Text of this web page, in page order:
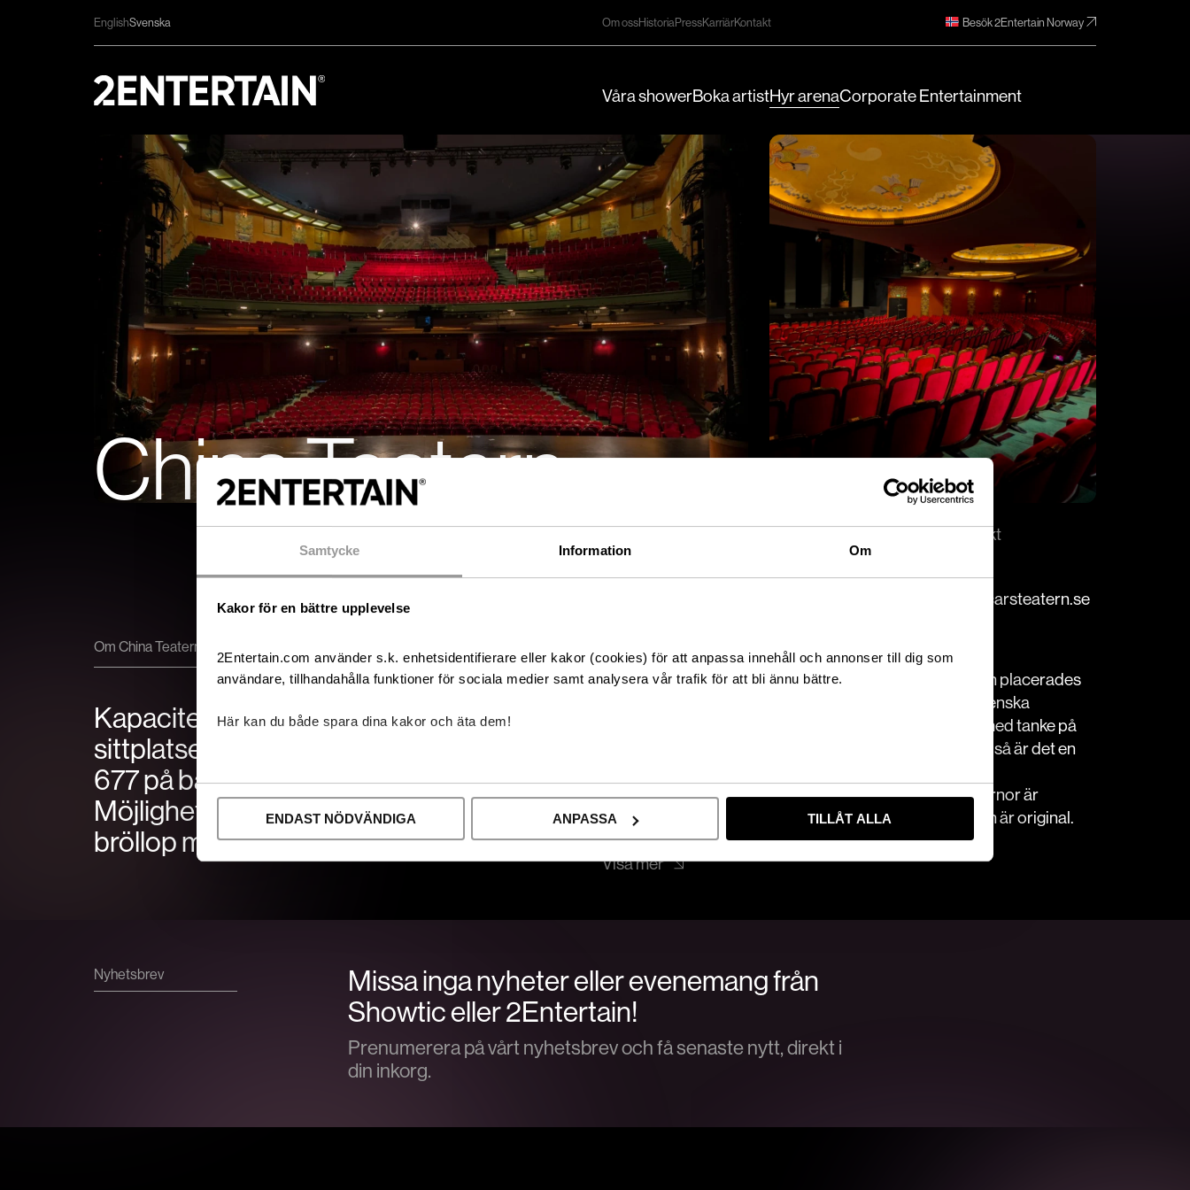
Samtycke Information Om
Kakor för en bättre upplevelse
2Entertain.com använder s.k. enhetsidentifierare eller kakor (cookies) för att anpassa innehåll och annonser till dig som
användare, tillhandahålla funktioner för sociala medier samt analysera vår trafik för att bli ännu bättre.
Här kan du både spara dina kakor och äta dem!
ENDAST NÖDVÄNDIGA ANPASSA TILLÅT ALLA
EnglishSvenska Om ossHistoriaPressKarriärKontakt Besök 2Entertain Norway
Våra showerBoka artistHyr arenaCorporate Entertainment
China Teatern
chinateatern.se
För bokning/kontakt
Lina Lundstedt
+46-8-563 054 11
lina.lundstedt@oscarsteatern.se
Om China Teatern
Kapacitet: Det finns totalt 1249
sittplatser fördelat 572 på parketten och
677 på balkong.
Möjligheter: Teatersittning, konferens,
bröllop minimässa.
China Teatern var ursprungligen en biograf. Över entrén placerades
en rektangulär stenplatta med kinesiska tecken. Den svenska
översättningen är “Det fullkomliga seendets hus”. Och med tanke på
alla succéföreställningar som passerat revy under åren så är det en
Publiken sitter under en stjärnhimmel där hela 1485 stjärnor är
utplacerade. Samtliga målningar och armatur i salongen är original.
Idag är det landets näst största privatteater.
Visa mer
Nyhetsbrev
Missa inga nyheter eller evenemang från
Showtic eller 2Entertain!
Prenumerera på vårt nyhetsbrev och få senaste nytt, direkt i
din inkorg.